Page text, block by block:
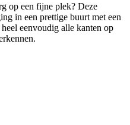
op een fijne plek? Deze
in een prettige buurt met een
eenvoudig alle kanten op